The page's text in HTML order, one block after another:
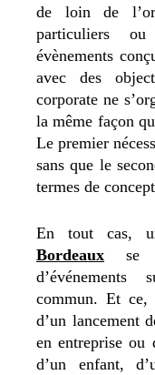
de loin de
particuliers
évènements
avec des
corporate ne
la même façon
Le premier
sans que le
termes de
En tout cas,
Bordeaux se
commun. Et ce,
d’un lancement
en entreprise ou
d’un enfant,